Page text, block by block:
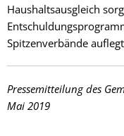
Haushaltsausgleich
Spitzenverbände
Pressemitteilung des
Mai 2019